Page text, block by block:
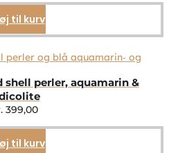
til kurv
perler, aquamarin &
399,00
til kurv